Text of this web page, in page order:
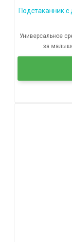
Подстаканник
Универсальное
за